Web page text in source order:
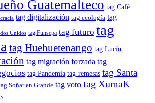
Guatemalteco tag Café
tag digitalización tag ecología tag
Unidos tag Funsepa tag futuro tag
tag Huehuetenango tag Lucín
tag migración forzada tag
tag Pandemia tag remesas tag Santa
Soñar en Grande tag voto tag XumaK